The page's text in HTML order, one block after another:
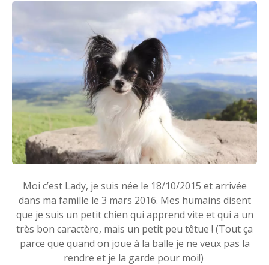
Moi c’est Lady, je suis née le 18/10/2015 et arrivée
dans ma famille le 3 mars 2016. Mes humains disent
que je suis un petit chien qui apprend vite et qui a un
très bon caractère, mais un petit peu têtue ! (Tout ça
parce que quand on joue à la balle je ne veux pas la
rendre et je la garde pour moi!)